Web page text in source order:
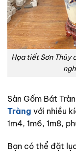
Họa tiết Sơn Thủy
Sàn Gốm Bát
Tràng với nhiều
1m4, 1m6, 1m8,
Bạn có thể đặt